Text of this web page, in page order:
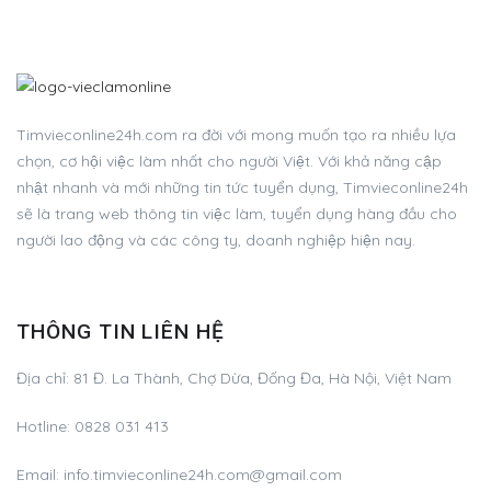
Timvieconline24h.com ra đời với mong muốn tạo ra nhiều lựa
chọn, cơ hội việc làm nhất cho người Việt. Với khả năng cập
nhật nhanh và mới những tin tức tuyển dụng, Timvieconline24h
sẽ là trang web thông tin việc làm, tuyển dụng hàng đầu cho
người lao động và các công ty, doanh nghiệp hiện nay.
THÔNG TIN LIÊN HỆ
Địa chỉ: 81 Đ. La Thành, Chợ Dừa, Đống Đa, Hà Nội, Việt Nam
Hotline: 0828 031 413
Email: info.timvieconline24h.com@gmail.com